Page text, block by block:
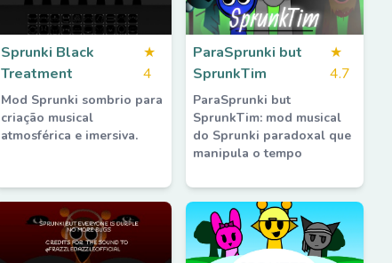
Sprunki Black
Treatment
★
4
Mod Sprunki sombrio para
criação musical
atmosférica e imersiva.
ParaSprunki but
SprunkTim
★
4.7
ParaSprunki but
SprunkTim: mod musical
do Sprunki paradoxal que
manipula o tempo